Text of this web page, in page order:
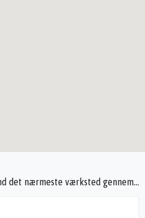
Virksomheder i Hjallerup - Find det nærmeste værksted gennem Seek4Cars